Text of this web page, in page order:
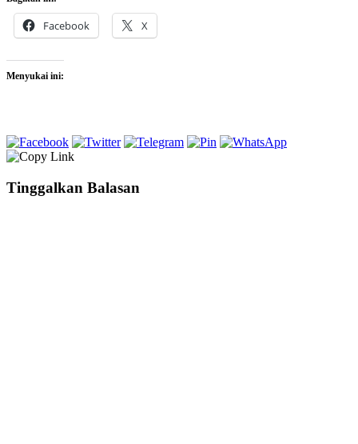
Facebook X
Menyukai ini:
Tinggalkan Balasan